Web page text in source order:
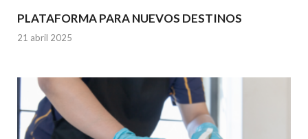
PLATAFORMA PARA NUEVOS DESTINOS
21 abril 2025